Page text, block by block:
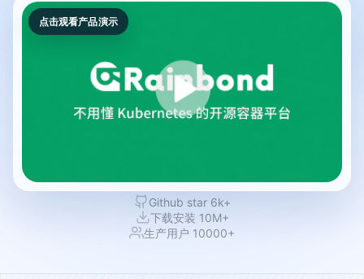
点击观看产品演示
Github star 6k+
下载安装 10M+
生产用户 10000+